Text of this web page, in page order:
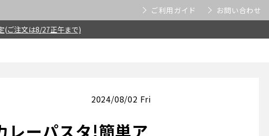
ご利用ガイド
お問い合わせ
(ご注文は8/27正午まで)
2024/08/02 Fri
レーパスタ!簡単ア